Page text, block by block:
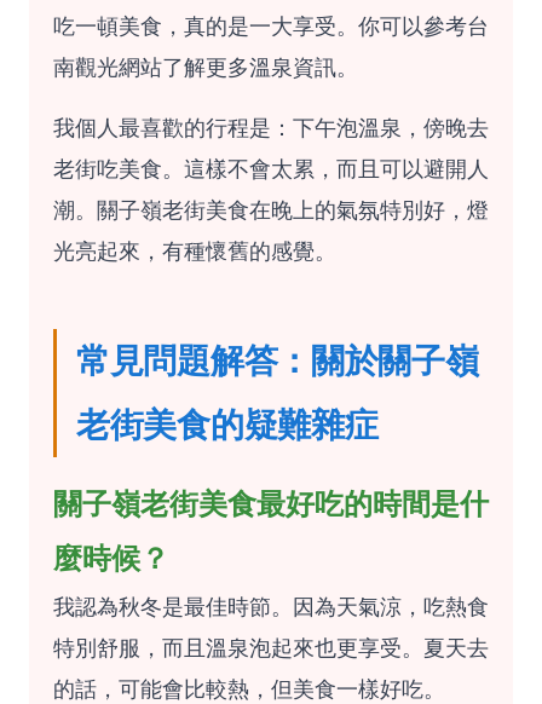
吃一頓美食，真的是一大享受。你可以參考台
南觀光網站了解更多溫泉資訊。
我個人最喜歡的行程是：下午泡溫泉，傍晚去
老街吃美食。這樣不會太累，而且可以避開人
潮。關子嶺老街美食在晚上的氣氛特別好，燈
光亮起來，有種懷舊的感覺。
常見問題解答：關於關子嶺
老街美食的疑難雜症
關子嶺老街美食最好吃的時間是什
麼時候？
我認為秋冬是最佳時節。因為天氣涼，吃熱食
特別舒服，而且溫泉泡起來也更享受。夏天去
的話，可能會比較熱，但美食一樣好吃。